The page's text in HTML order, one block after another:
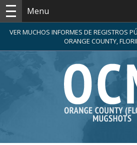
Menu
VER MUCHOS INFORMES DE REGISTROS
ORANGE COUNTY,